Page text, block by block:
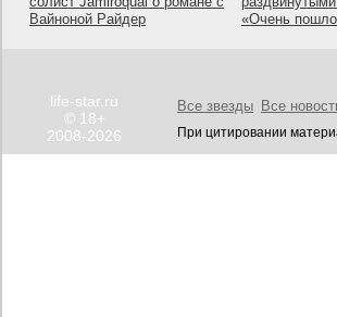
Вайноной Райдер
«Очень
life-star.ru
© 18+
2008-2026
Все звезды Все
При цитировании